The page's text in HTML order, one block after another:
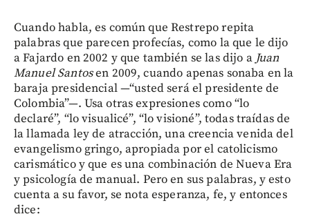
Cuando habla, es común que Restrepo repita
palabras que parecen profecías, como la que le dijo
a Fajardo en 2002 y que también se las dijo a Juan
Manuel Santosen 2009, cuando apenas sonaba en la
baraja presidencial —“usted será el presidente de
Colombia”—. Usa otras expresiones como “lo
declaré”, “lo visualicé”, “lo visioné”, todas traídas de
la llamada ley de atracción, una creencia venida del
evangelismo gringo, apropiada por el catolicismo
carismático y que es una combinación de Nueva Era
y psicología de manual. Pero en sus palabras, y esto
cuenta a su favor, se nota esperanza, fe, y entonces
dice: